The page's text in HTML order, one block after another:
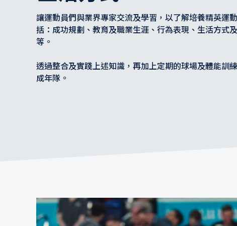
讓運動員們與業界專家交流及學習，以了解培養精英運
括：成功規劃、教育及職業生涯、行為表現、生活方式
等。
透過整合及實踐上述知識，再加上定期的球場及體能訓
成年隊。